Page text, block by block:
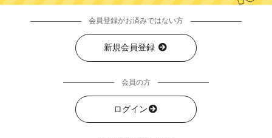
会員登録がお済みではない方
新規会員登録
会員の方
ログイン